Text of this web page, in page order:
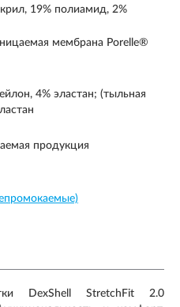
19% полиамид, 2%
мембрана Porelle®
4% эластан; (тыльная
продукция
DexShell StretchFit 2.0